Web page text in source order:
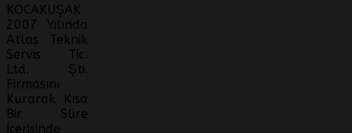
KOCAKUŞAK
2007 Yılında
Atlas Teknik
Servis Tic.
Ltd. Şti.
Firmasını
Kurarak Kısa
Bir Süre
İçerisinde